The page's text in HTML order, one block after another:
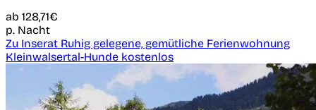
ab 128,71€
p. Nacht
Zu Inserat Ruhig gelegene, gemütliche Ferienwohnung
Kleinwalsertal-Hunde kostenlos